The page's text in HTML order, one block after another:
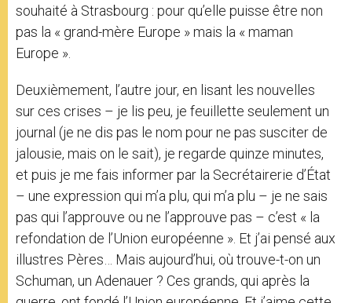
souhaité à Strasbourg : pour qu’elle puisse être non
pas la « grand-mère Europe » mais la « maman
Europe ».
Deuxièmement, l’autre jour, en lisant les nouvelles
sur ces crises – je lis peu, je feuillette seulement un
journal (je ne dis pas le nom pour ne pas susciter de
jalousie, mais on le sait), je regarde quinze minutes,
et puis je me fais informer par la Secrétairerie d’État
– une expression qui m’a plu, qui m’a plu – je ne sais
pas qui l’approuve ou ne l’approuve pas – c’est « la
refondation de l’Union européenne ». Et j’ai pensé aux
illustres Pères… Mais aujourd’hui, où trouve-t-on un
Schuman, un Adenauer ? Ces grands, qui après la